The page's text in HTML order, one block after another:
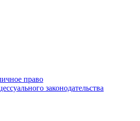
право
законодательства